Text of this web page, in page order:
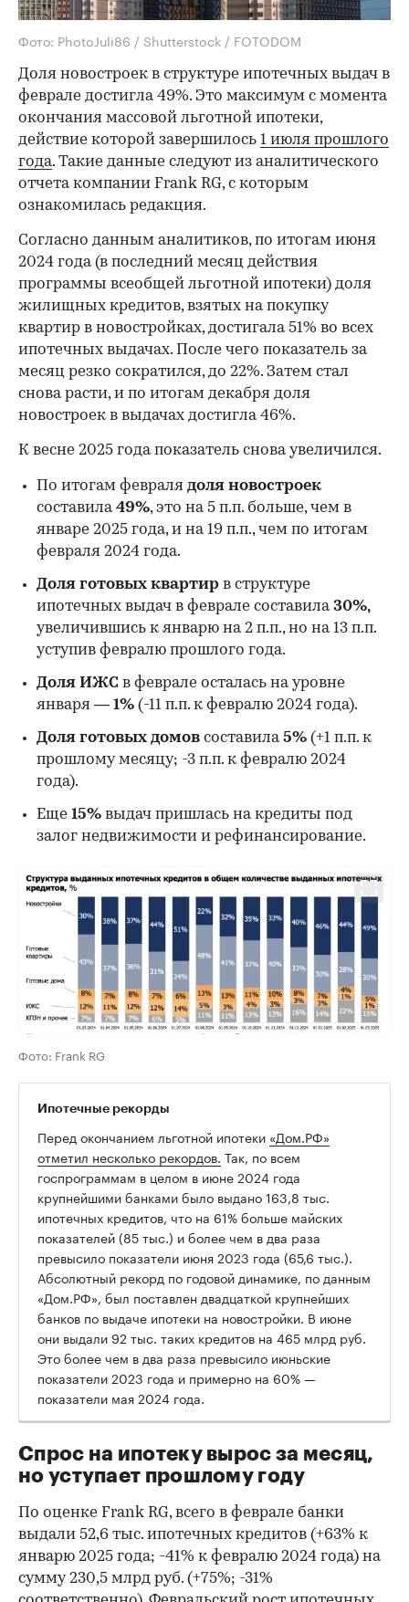
Фото: PhotoJuli86 / Shutterstock / FOTODOM
Доля новостроек в структуре ипотечных выдач в
феврале достигла 49%. Это максимум с момента
окончания массовой льготной ипотеки,
действие которой завершилось 1 июля прошлого
года. Такие данные следуют из аналитического
отчета компании Frank RG, с которым
ознакомилась редакция.
Согласно данным аналитиков, по итогам июня
2024 года (в последний месяц действия
программы всеобщей льготной ипотеки) доля
жилищных кредитов, взятых на покупку
квартир в новостройках, достигала 51% во всех
ипотечных выдачах. После чего показатель за
месяц резко сократился, до 22%. Затем стал
снова расти, и по итогам декабря доля
новостроек в выдачах достигла 46%.
К весне 2025 года показатель снова увеличился.
00:00 00:00
По итогам февраля доля новостроек
составила49%, это на 5 п.п. больше, чем в
январе 2025 года, и на 19 п.п., чем по итогам
февраля 2024 года.
Доля готовых квартир в структуре
ипотечных выдач в феврале составила30%,
увеличившись к январю на 2 п.п., но на 13 п.п.
уступив февралю прошлого года.
Доля ИЖС в феврале осталась на уровне
января — 1% (-11 п.п. к февралю 2024 года).
Доля готовых домов составила5% (+1 п.п. к
прошлому месяцу; -3 п.п. к февралю 2024
года).
Еще 15% выдач пришлась на кредиты под
залог недвижимости и рефинансирование.
Фото: Frank RG
Ипотечные рекорды
Перед окончанием льготной ипотеки «Дом.РФ»
отметил несколько рекордов. Так, по всем
госпрограммам в целом в июне 2024 года
крупнейшими банками было выдано 163,8 тыс.
ипотечных кредитов, что на 61% больше майских
показателей (85 тыс.) и более чем в два раза
превысило показатели июня 2023 года (65,6 тыс.).
Абсолютный рекорд по годовой динамике, по данным
«Дом.РФ», был поставлен двадцаткой крупнейших
банков по выдаче ипотеки на новостройки. В июне
они выдали 92 тыс. таких кредитов на 465 млрд руб.
Это более чем в два раза превысило июньские
показатели 2023 года и примерно на 60% —
показатели мая 2024 года.
Спрос на ипотеку вырос за месяц,
но уступает прошлому году
По оценке Frank RG, всего в феврале банки
выдали 52,6 тыс. ипотечных кредитов (+63% к
январю 2025 года; -41% к февралю 2024 года) на
сумму 230,5 млрд руб. (+75%; -31%